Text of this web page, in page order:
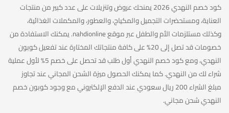
كود خصم النهدي 2026 يمنحك عروض وتنزيلات على عدد كبير من منتجات
العناية، ومستحضرات التجميل والمكياج، والعطور، والمكملات الغذائية،
وكذلك مستلزمات الأم والطفل عبر موقع nahdionline. يمكنك الاستفادة من
خصومات قد تصل إلى 20% على كافة منتجاتك المختارة عند تفعيل كوبون
النهدي، ومع كود خصم النهدي أول طلب قد تحصل على خصم 5% لأول عملية
شراء لك من النهدي. كما يمكنك الحصول ميزة الشحن المجاني عند تجاوز
مبلغ الشراء 200 ريال سعودي عند الدفع الإلكتروني مع وجود كوبون خصم
النهدي شحن مجاني.